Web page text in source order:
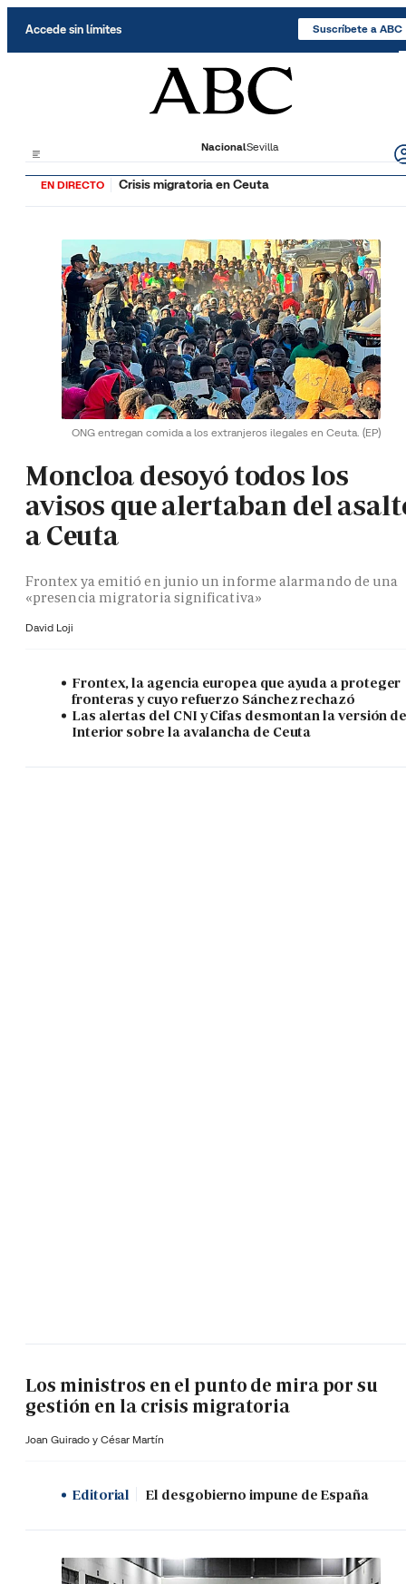
Accede sin límites Suscríbete a ABC
NacionalSevilla
EN DIRECTO Crisis migratoria en Ceuta
ONG entregan comida a los extranjeros ilegales en Ceuta. (EP)
Moncloa desoyó todos los
avisos que alertaban del
a Ceuta
Frontex ya emitió en junio un informe alarmando de una
«presencia migratoria significativa»
David Loji
Frontex, la agencia europea que ayuda a proteger
fronteras y cuyo refuerzo Sánchez rechazó
Las alertas del CNI y Cifas desmontan la versión
Interior sobre la avalancha de Ceuta
Los ministros en el punto de mira por su
gestión en la crisis migratoria
Joan Guirado y César Martín
Editorial El desgobierno impune de España